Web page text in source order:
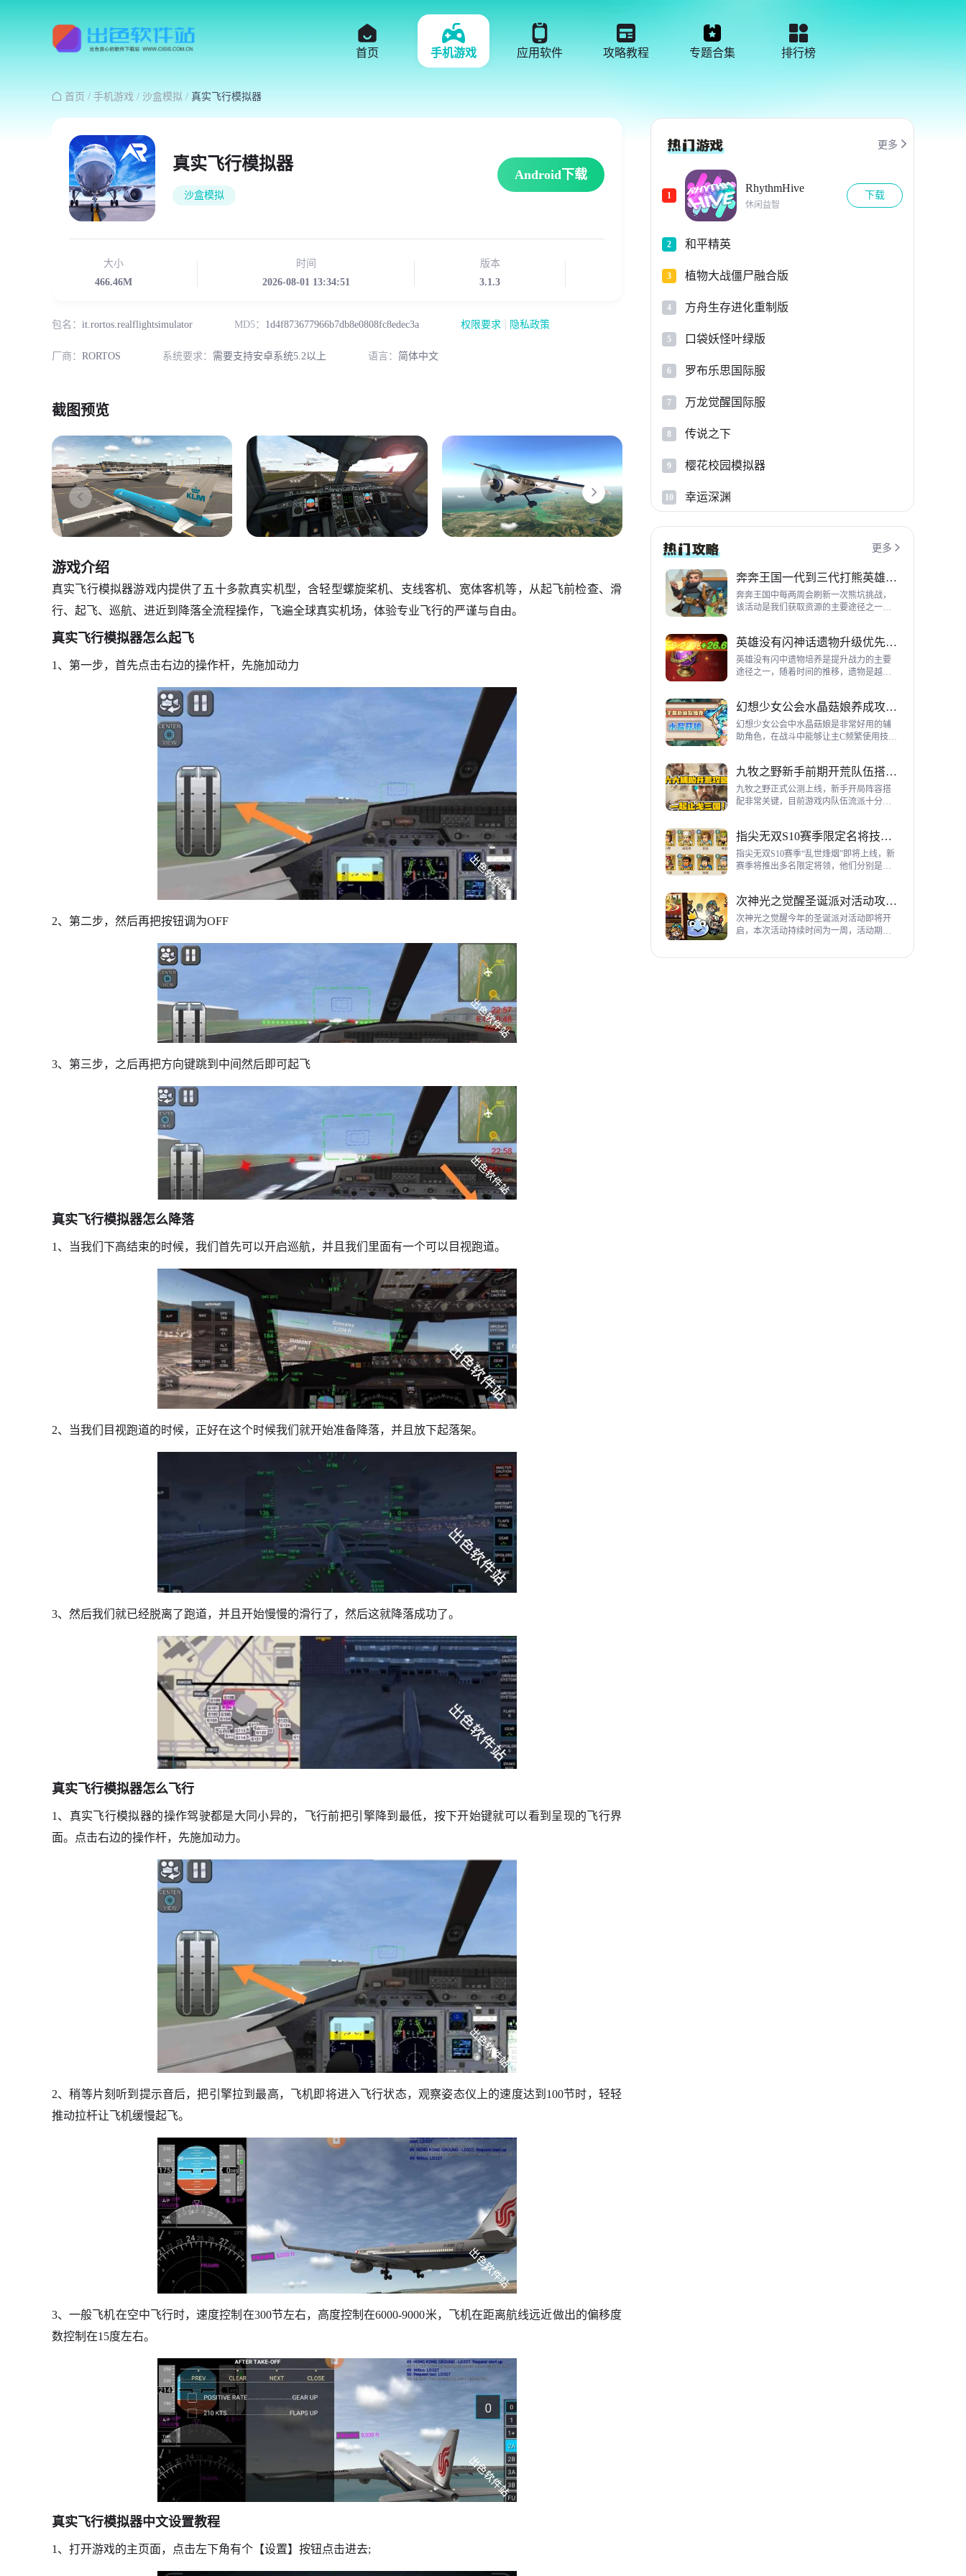
首页 手机游戏 应用软件 攻略教程 专题合集 排行榜
 首页 / 手机游戏 / 沙盒模拟 / 真实飞行模拟器
真实飞行模拟器
沙盒模拟
Android下载
大小
466.46M
时间
2026-08-01 13:34:51
版本
3.1.3
包名： it.rortos.realflightsimulator MD5： 1d4f873677966b7db8e0808fc8edec3a 权限要求 隐私政策
厂商： RORTOS 系统要求： 需要支持安卓系统5.2以上 语言： 简体中文
截图预览
游戏介绍
真实飞行模拟器游戏内提供了五十多款真实机型，含轻型螺旋桨机、支线客机、宽体客机等，从起飞前检查、滑
行、起飞、巡航、进近到降落全流程操作，飞遍全球真实机场，体验专业飞行的严谨与自由。
真实飞行模拟器怎么起飞
1、第一步，首先点击右边的操作杆，先施加动力
2、第二步，然后再把按钮调为OFF
3、第三步，之后再把方向键跳到中间然后即可起飞
真实飞行模拟器怎么降落
1、当我们下高结束的时候，我们首先可以开启巡航，并且我们里面有一个可以目视跑道。
2、当我们目视跑道的时候，正好在这个时候我们就开始准备降落，并且放下起落架。
3、然后我们就已经脱离了跑道，并且开始慢慢的滑行了，然后这就降落成功了。
真实飞行模拟器怎么飞行
1、真实飞行模拟器的操作驾驶都是大同小异的，飞行前把引擎降到最低，按下开始键就可以看到呈现的飞行界
面。点击右边的操作杆，先施加动力。
2、稍等片刻听到提示音后，把引擎拉到最高，飞机即将进入飞行状态，观察姿态仪上的速度达到100节时，轻轻
推动拉杆让飞机缓慢起飞。
3、一般飞机在空中飞行时，速度控制在300节左右，高度控制在6000-9000米，飞机在距离航线远近做出的偏移度
数控制在15度左右。
真实飞行模拟器中文设置教程
1、打开游戏的主页面，点击左下角有个【设置】按钮点击进去;
更多 
1
RhythmHive
休闲益智
下载
2 和平精英
3 植物大战僵尸融合版
4 方舟生存进化重制版
5 口袋妖怪叶绿版
6 罗布乐思国际服
7 万龙觉醒国际服
8 传说之下
9 樱花校园模拟器
10 幸运深渊
更多 
奔奔王国一代到三代打熊英雄推荐
奔奔王国中每两周会刷新一次熊坑挑战，
该活动是我们获取资源的主要途径之一，
到三代打熊英雄选择建议，各位参考一
下。
英雄没有闪神话遗物升级优先级指南
英雄没有闪中遗物培养是提升战力的主要
途径之一，随着时间的推移，遗物是越来
神话遗物升级优先级建议。
幻想少女公会水晶菇娘养成攻略详解
幻想少女公会中水晶菇娘是非常好用的辅
助角色，在战斗中能够让主C频繁使用技
成全方位指南，大家来看看吧。
九牧之野新手前期开荒队伍搭配指南
九牧之野正式公测上线，新手开局阵容搭
配非常关键，目前游戏内队伍流派十分丰
前期开荒阵容搭配详细攻略。
指尖无双S10赛季限定名将技能一览
指尖无双S10赛季“乱世烽烟”即将上线，新
赛季将推出多名限定将领，他们分别是：
了解一下吧。
次神光之觉醒圣诞派对活动攻略指南
次神光之觉醒今年的圣诞派对活动即将开
启，本次活动持续时间为一周，活动期间
来提升活动等级领取对应奖励，下面为大